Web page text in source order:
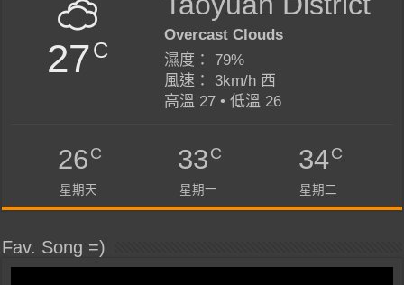
27C
Overcast Clouds
濕度： 79%
風速： 3km/h 西
高溫 27 • 低溫 26
26C
星期天
33C
星期一
34C
星期二
Fav. Song =)